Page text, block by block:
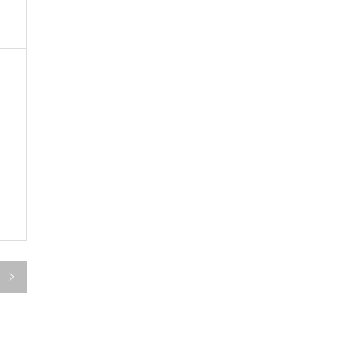
